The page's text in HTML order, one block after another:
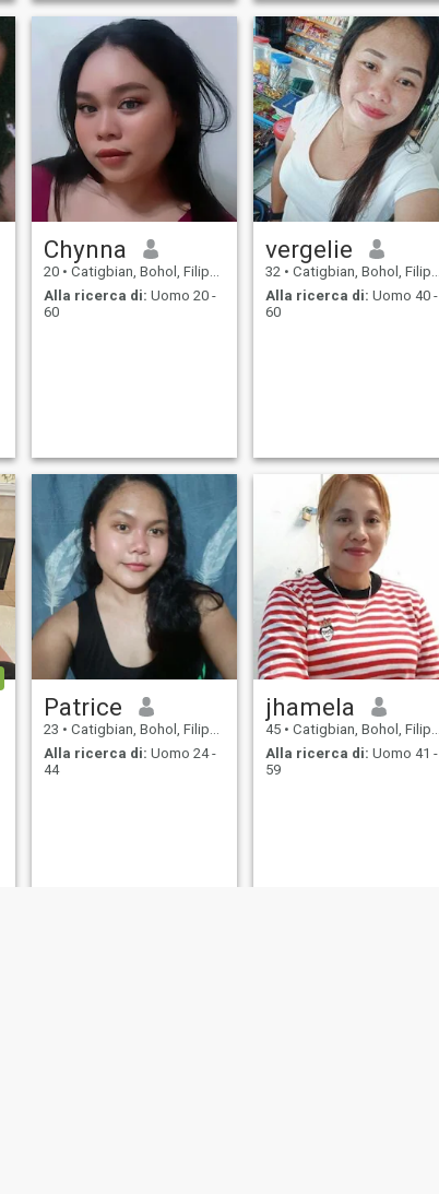
Chynna
20 • Catigbian, Bohol, Filippine
Alla ricerca di: Uomo 20 -
60
vergelie
32 • Catigbian, Bohol, Filippine
Alla ricerca di: Uomo 40 -
60
Patrice
23 • Catigbian, Bohol, Filippine
Alla ricerca di: Uomo 24 -
44
jhamela
45 • Catigbian, Bohol, Filippine
Alla ricerca di: Uomo 41 -
59